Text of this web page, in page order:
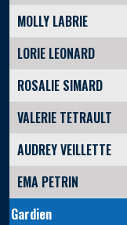
MOLLY LABRIE
LORIE LEONARD
ROSALIE SIMARD
VALERIE TETRAULT
AUDREY VEILLETTE
EMA PETRIN
Gardien